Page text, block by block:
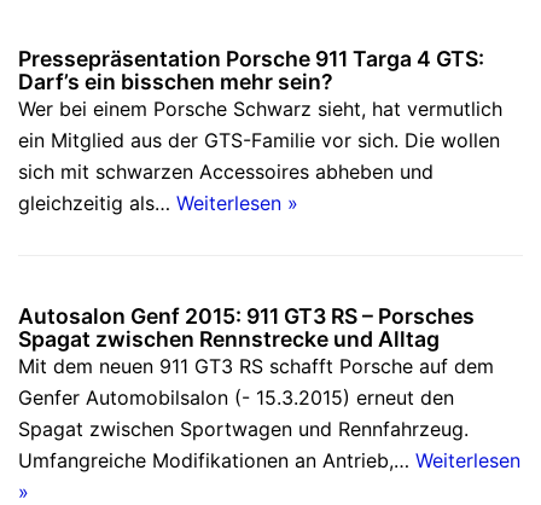
Pressepräsentation Porsche 911 Targa 4 GTS:
Darf’s ein bisschen mehr sein?
Wer bei einem Porsche Schwarz sieht, hat vermutlich
ein Mitglied aus der GTS-Familie vor sich. Die wollen
sich mit schwarzen Accessoires abheben und
gleichzeitig als… Weiterlesen »
Autosalon Genf 2015: 911 GT3 RS – Porsches
Spagat zwischen Rennstrecke und Alltag
Mit dem neuen 911 GT3 RS schafft Porsche auf dem
Genfer Automobilsalon (- 15.3.2015) erneut den
Spagat zwischen Sportwagen und Rennfahrzeug.
Umfangreiche Modifikationen an Antrieb,… Weiterlesen
»